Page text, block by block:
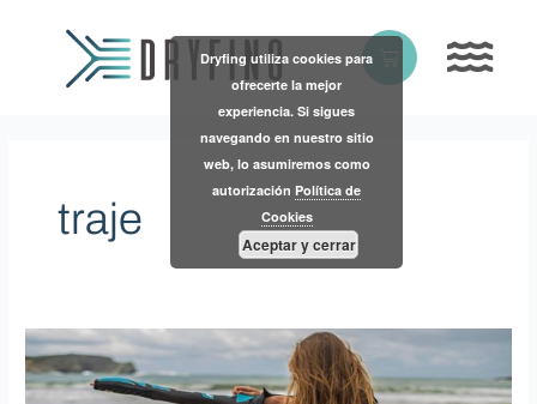
Basket
traje
Cómo
ponerse
bien
Dryfing utiliza cookies para
ofrecerte la mejor
experiencia. Si sigues
navegando en nuestro sitio
web, lo asumiremos como
autorización Política de
Cookies
Aceptar y cerrar